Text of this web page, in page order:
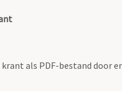
krant als PDF-bestand door